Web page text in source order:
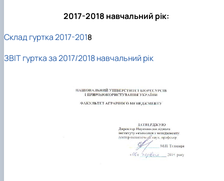
2017-2018 навчальний рік:
Склад гуртка 2017-2018
ЗВІТ гуртка за 2017/2018 навчальний рік